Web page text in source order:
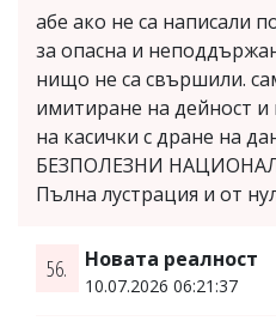
абе ако не са написали
за опасна и
нищо не са свършили.
имитиране на дейност
на касички с дране на
БЕЗПОЛЕЗНИ
Пълна лустрация и от
56. Новата реалност
10.07.2026 06:21:37